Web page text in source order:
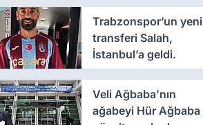
Trabzonspor’un yeni
transferi Salah,
İstanbul’a geldi.
Veli Ağbaba’nın
ağabeyi Hür Ağbaba